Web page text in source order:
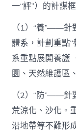
一“評”）的計謀
（1）“養”——
體系，計劃重點
系重點展開養護
園、天然維護區
（2）“防”——針
荒涼化、沙化。
沿地帶等不難形